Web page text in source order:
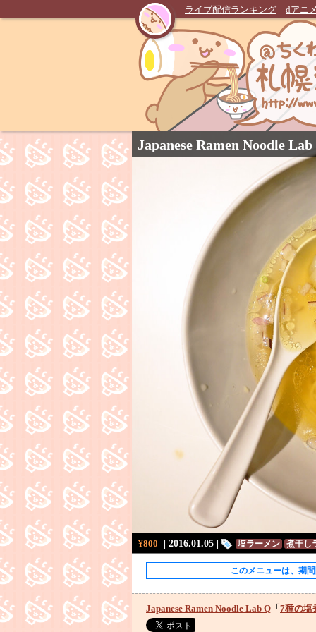
ライブ配信ランキング dアニ
Japanese Ramen Noodle
¥800 | 2016.01.05 | 塩ラーメン 煮干し
このメニューは、期
Japanese Ramen Noodle Lab Q 「 7種の塩